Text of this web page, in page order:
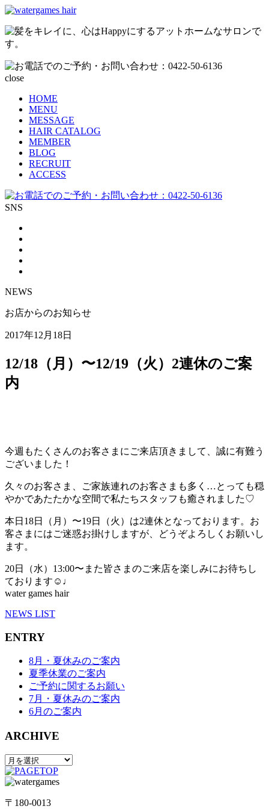
close
HOME
MENU
MESSAGE
HAIR CATALOG
MEMBER
BLOG
RECRUIT
ACCESS
SNS
NEWS
お店からのお知らせ
2017年12月18日
12/18（月）〜12/19（火）2連休のご案
内
今週もたくさんのお客さまにご来店頂きまして、誠に有難う
ございました！
久々のお客さま、ご家族連れのお客さまも多く…とっても穏
やかであたたかな空間で私たちスタッフも癒されました♡
本日18日（月）〜19日（火）は2連休となっております。お
客さまにはご迷惑お掛けしますが、どうぞよろしくお願いし
ます。
20日（水）13:00〜また皆さまのご来店を楽しみにお待ちし
ております☺︎♩
water games hair
NEWS LIST
ENTRY
8月・夏休みのご案内
夏季休業のご案内
ご予約に関するお願い
7月・夏休みのご案内
6月のご案内
ARCHIVE
〒180-0013